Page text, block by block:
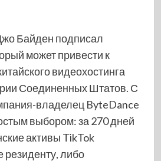
Байден подписал
может привести к
видеохостинга
Соединенных Штатов. С
владелец ByteDance
выбором: за 270 дней
активы TikTok
резиденту, либо